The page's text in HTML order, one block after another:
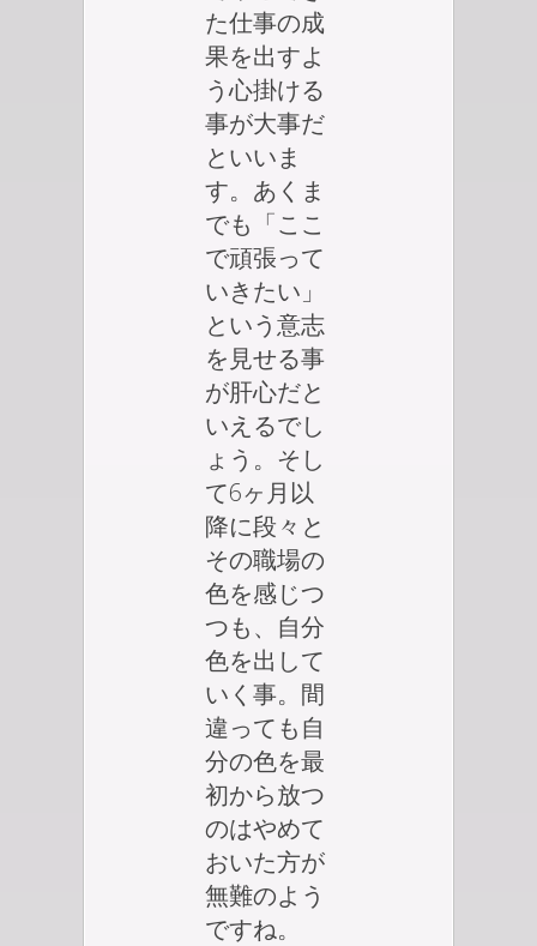
た仕事の成
果を出すよ
う心掛ける
事が大事だ
といいま
す。あくま
でも「ここ
で頑張って
いきたい」
という意志
を見せる事
が肝心だと
いえるでし
ょう。そし
て6ヶ月以
降に段々と
その職場の
色を感じつ
つも、自分
色を出して
いく事。間
違っても自
分の色を最
初から放つ
のはやめて
おいた方が
無難のよう
ですね。